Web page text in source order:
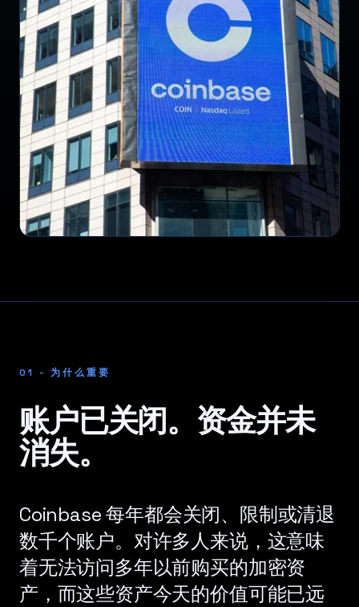
01 - 为什么重要
账户已关闭。资金并未
消失。
Coinbase 每年都会关闭、限制或清退
数千个账户。对许多人来说，这意味
着无法访问多年以前购买的加密资
产，而这些资产今天的价值可能已远